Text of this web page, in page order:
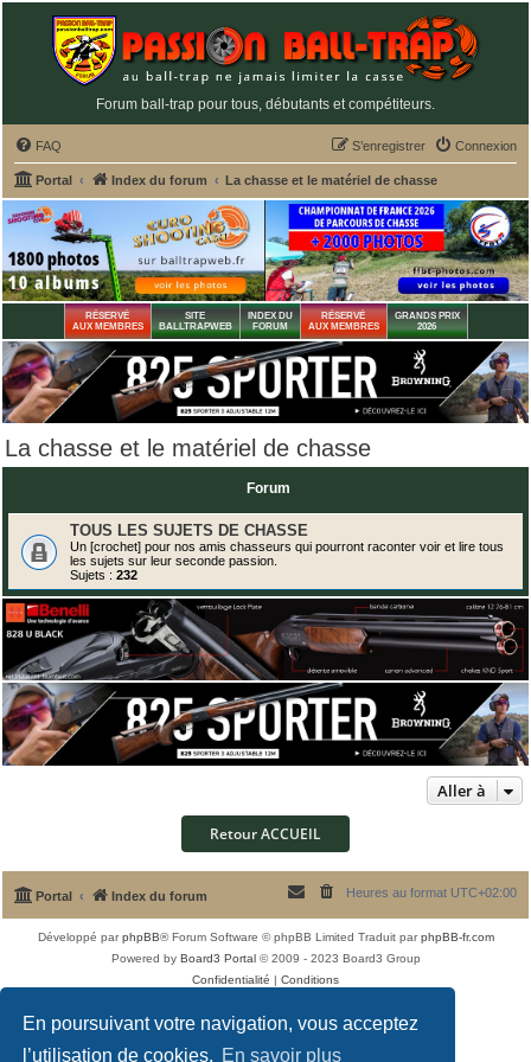
En poursuivant votre navigation, vous acceptez
l’utilisation de cookies. En savoir plus
Forum ball-trap pour tous, débutants et compétiteurs.
FAQ Connexion
S’enregistrer
Portal Index du forum La chasse et le matériel de chasse
RÉSERVÉ
AUX MEMBRES
SITE
BALLTRAPWEB
INDEX DU
FORUM
RÉSERVÉ
AUX MEMBRES
GRANDS PRIX
2026
La chasse et le matériel de chasse
Forum
TOUS LES SUJETS DE CHASSE
Un [crochet] pour nos amis chasseurs qui pourront raconter voir et lire tous
les sujets sur leur seconde passion.
Sujets : 232
Aller à
Retour ACCUEIL
Portal Index du forum Heures au format UTC+02:00
Développé parphpBB® Forum Software © phpBB Limited Traduit parphpBB-fr.com
Powered by Board3 Portal© 2009 - 2023 Board3 Group
Confidentialité | Conditions